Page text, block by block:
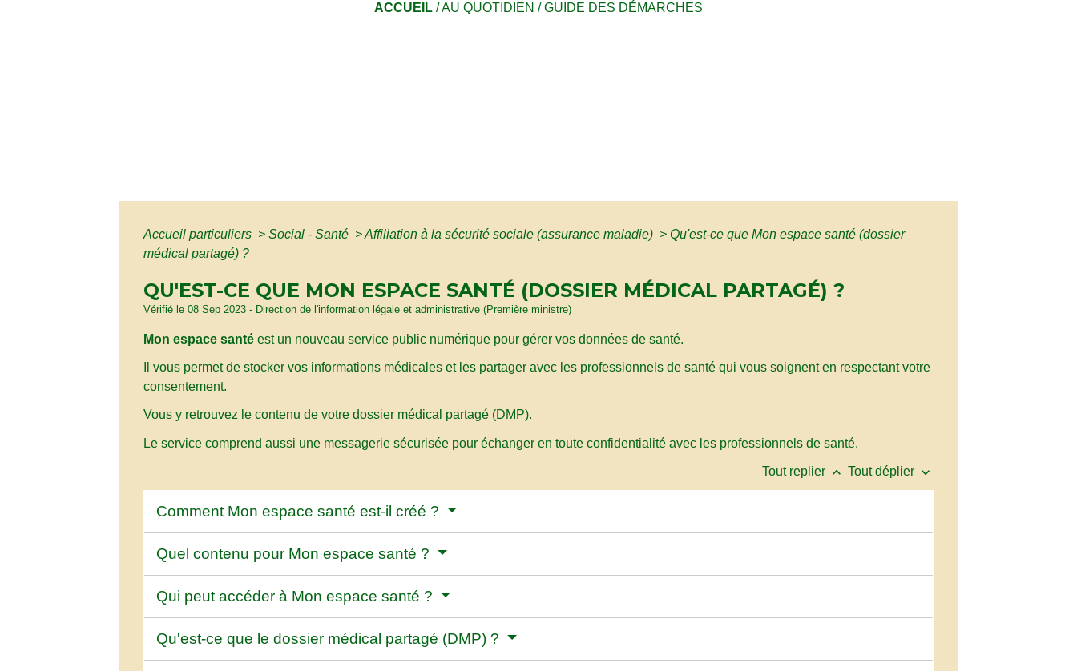
ACCUEIL /AU QUOTIDIEN /GUIDE DES DÉMARCHES
Accueil particuliers > Social - Santé > Affiliation à la sécurité sociale (assurance maladie) > Qu'est-ce que Mon espace santé (dossier
médical partagé) ?
QU'EST-CE QUE MON ESPACE SANTÉ (DOSSIER MÉDICAL PARTAGÉ) ?
Vérifié le 08 Sep 2023 - Direction de l'information légale et administrative (Première ministre)
Mon espace santé est un nouveau service public numérique pour gérer vos données de santé.
Il vous permet de stocker vos informations médicales et les partager avec les professionnels de santé qui vous soignent en respectant votre
consentement.
Vous y retrouvez le contenu de votre dossier médical partagé (DMP).
Le service comprend aussi une messagerie sécurisée pour échanger en toute confidentialité avec les professionnels de santé.
Tout replier keyboard_arrow_up Tout déplier keyboard_arrow_down
Comment Mon espace santé est-il créé ?
Quel contenu pour Mon espace santé ?
Qui peut accéder à Mon espace santé ?
Qu'est-ce que le dossier médical partagé (DMP) ?